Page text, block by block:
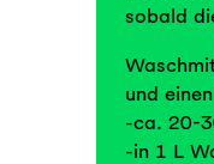
sobald
und
-ca. 20-
-in 1 L